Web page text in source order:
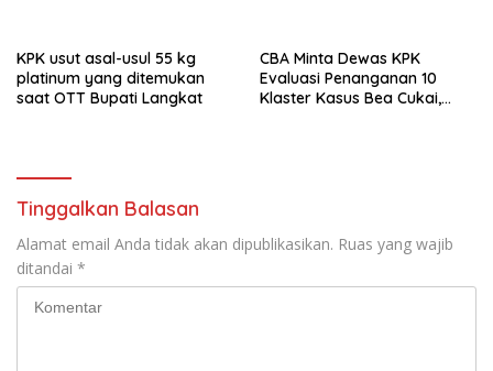
KPK usut asal-usul 55 kg
platinum yang ditemukan
saat OTT Bupati Langkat
CBA Minta Dewas KPK
Evaluasi Penanganan 10
Klaster Kasus Bea Cukai,
Tinggalkan Balasan
Alamat email Anda tidak akan dipublikasikan. Ruas yang wajib
ditandai *